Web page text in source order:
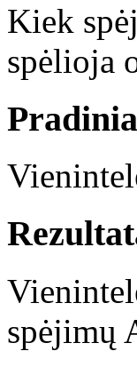
Kiek
spėlioja
spėjimų